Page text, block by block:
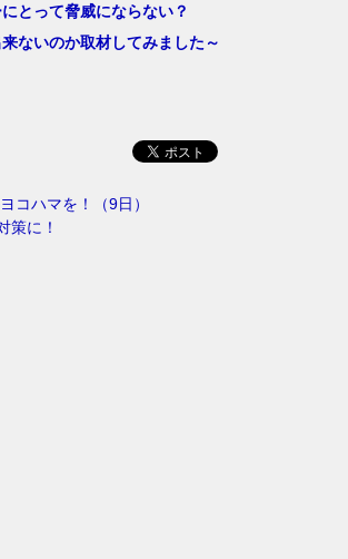
とって脅威にならない？
ないのか取材してみました～
コハマを！（9日）
策に！